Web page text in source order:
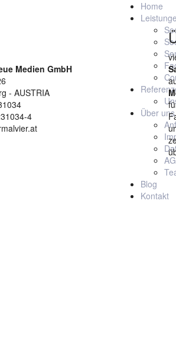
Home
Über uns
Blog
Kontakt
Medien GmbH
- AUSTRIA
4
z.B. Erteilung oder Widerruf von